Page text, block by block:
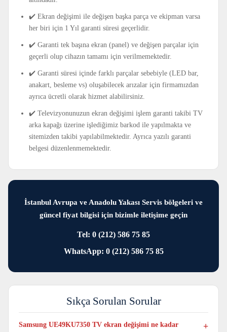
✔️ Ekran değişimi ile değişen başka parça ve ekipman varsa
her biri için 1 Yıl garanti süresi geçerlidir.
✔️ Garanti tek başına ekran (panel) ve değişen parçalar için
geçerli olup cihazın tamamı için verilmemektedir.
✔️ Garanti süresi içinde farklı parçalar sebebiyle (LED bar,
anakart, besleme vs) oluşabilecek arızalar için firmamızdan
ayrıca ücretli olarak hizmet alabilirsiniz.
✔️ Televizyonunuzun ekran değişimi işlem garanti takibi TV
arka kapağı üzerine işlediğimiz barkod ile yapılmakta ve
sitemizden takibi yapılabilmektedir. Ayrıca yazılı garanti
belgesi düzenlenmemektedir.
İstanbul Avrupa ve Anadolu Yakası Servis bölgeleri ve
güncel fiyat bilgisi için bizimle iletişime geçin
Tel: 0 (212) 586 75 85
WhatsApp: 0 (212) 586 75 85
Sıkça Sorulan Sorular
Samsung UE49KU7350 TV ekran değişimi ne kadar